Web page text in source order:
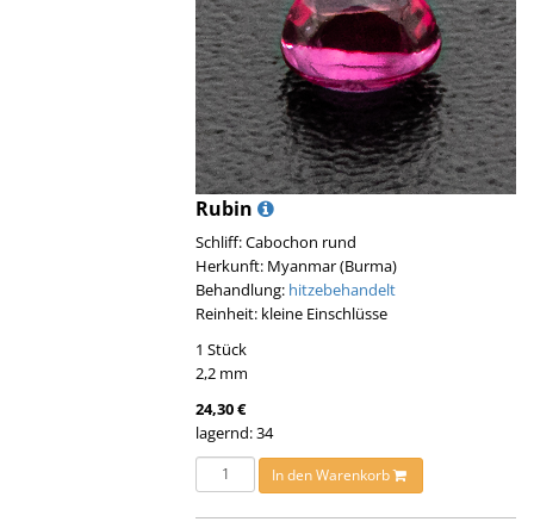
Rubin
Schliff: Cabochon rund
Herkunft: Myanmar (Burma)
Behandlung: hitzebehandelt
Reinheit: kleine Einschlüsse
1 Stück
2,2 mm
24,30 €
lagernd: 34
In den Warenkorb